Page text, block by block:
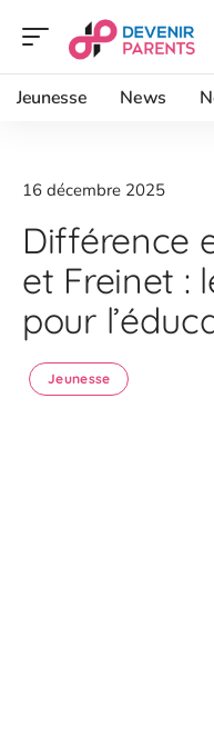
Jeunesse News
16 décembre 2025
Différence
et Freinet :
pour
Jeunesse